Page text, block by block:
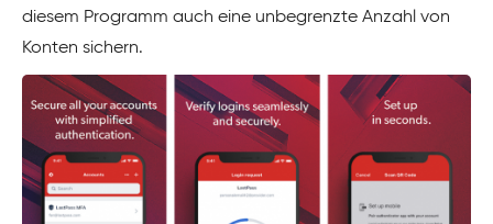
diesem Programm auch eine unbegrenzte Anzahl von
Konten sichern.